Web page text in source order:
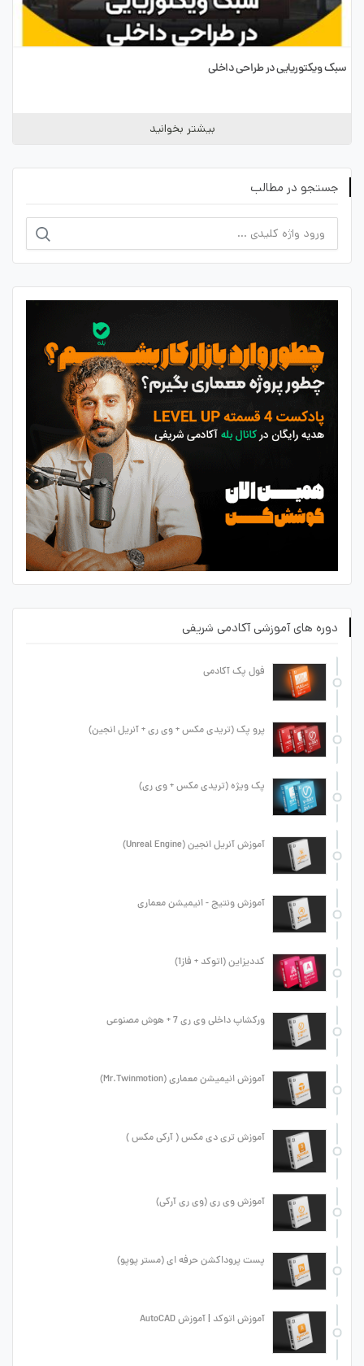
سبک ویکتوریایی در طراحی داخلی
بیشتر بخوانید
جستجو در مطالب
دوره های آموزشی آکادمی شریفی
فول پک آکادمی
پرو پک (تریدی مکس + وی ری + آنریل انجین)
پک ویژه (تریدی مکس + وی ری)
آموزش آنریل انجین (Unreal Engine)
آموزش ونتیج - انیمیشن معماری
کددیزاین (اتوکد + فاز1)
ورکشاپ داخلی وی ری 7 + هوش مصنوعی
آموزش انیمیشن معماری (Mr.Twinmotion)
آموزش تری دی مکس ( آرکی مکس )
آموزش وی ری (وی ری آرکی)
پست پروداکشن حرفه ای (مستر پوپو)
آموزش اتوکد | آموزش AutoCAD